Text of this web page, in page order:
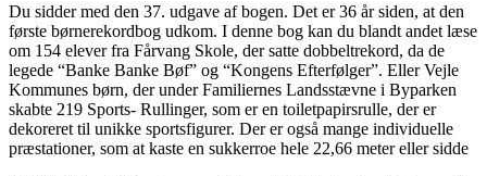
Du sidder med den 37. udgave af bogen. Det er 36 år siden, at den
første børnerekordbog udkom. I denne bog kan du blandt andet læse
om 154 elever fra Fårvang Skole, der satte dobbeltrekord, da de
legede “Banke Banke Bøf” og “Kongens Efterfølger”. Eller Vejle
Kommunes børn, der under Familiernes Landsstævne i Byparken
skabte 219 Sports- Rullinger, som er en toiletpapirsrulle, der er
dekoreret til unikke sportsfigurer. Der er også mange individuelle
præstationer, som at kaste en sukkerroe hele 22,66 meter eller sidde